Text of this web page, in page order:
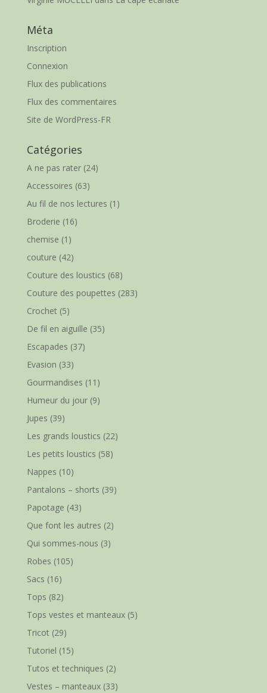
Méta
Inscription
Connexion
Flux des publications
Flux des commentaires
Site de WordPress-FR
Catégories
A ne pas rater(24)
Accessoires (63)
Au fil de nos lectures (1)
Broderie (16)
chemise (1)
couture (42)
Couture des loustics (68)
Couture des poupettes (283)
Crochet(5)
De fil en aiguille (35)
Escapades (37)
Evasion (33)
Gourmandises (11)
Humeur du jour(9)
Jupes (39)
Les grands loustics (22)
Les petits loustics (58)
Nappes (10)
Pantalons – shorts (39)
Papotage (43)
Que font les autres (2)
Qui sommes-nous (3)
Robes (105)
Sacs (16)
Tops (82)
Tops vestes et manteaux(5)
Tricot(29)
Tutoriel (15)
Tutos et techniques (2)
Vestes – manteaux(33)